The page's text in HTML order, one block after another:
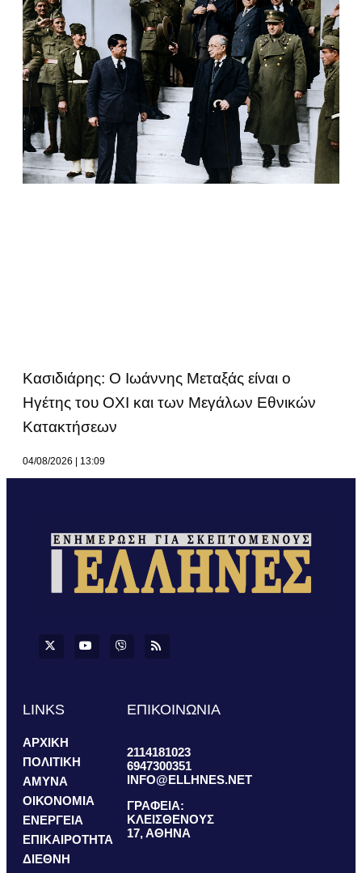
Κασιδιάρης: Ο Ιωάννης Μεταξάς είναι ο
Ηγέτης του ΟΧΙ και των Μεγάλων Εθνικών
Κατακτήσεων
04/08/2026 13:09
LINKS
ΑΡΧΙΚΗ
ΠΟΛΙΤΙΚΗ
ΑΜΥΝΑ
ΟΙΚΟΝΟΜΙΑ
ΕΝΕΡΓΕΙΑ
ΕΠΙΚΑΙΡΟΤΗΤΑ
ΔΙΕΘΝΗ
ΕΠΙΚΟΙΝΩΝΙΑ
2114181023
6947300351
INFO@ELLHNES.NET
ΓΡΑΦΕΙΑ:
ΚΛΕΙΣΘΕΝΟΥΣ
17, ΑΘΗΝΑ